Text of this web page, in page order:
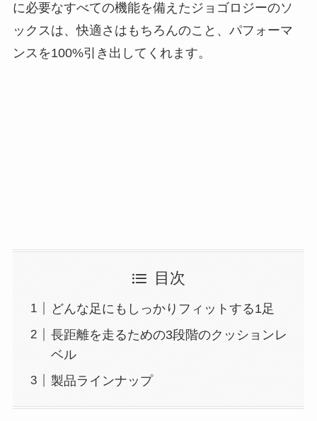
に必要なすべての機能を備えたジョゴロジーのソ
ックスは、快適さはもちろんのこと、パフォーマ
ンスを100%引き出してくれます。
目次
どんな足にもしっかりフィットする1足
長距離を走るための3段階のクッションレ
ベル
製品ラインナップ